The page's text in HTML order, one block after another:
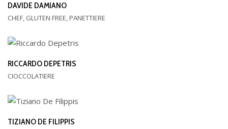
DAVIDE DAMIANO
CHEF, GLUTEN FREE, PANETTIERE
RICCARDO DEPETRIS
CIOCCOLATIERE
TIZIANO DE FILIPPIS